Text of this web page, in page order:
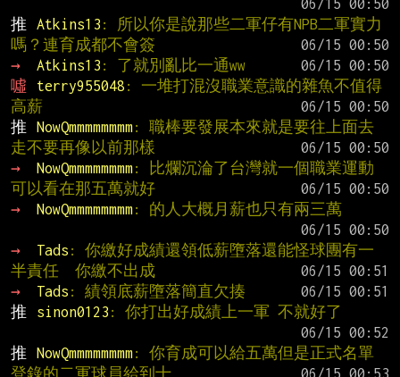
推
Atkins13 : 所以你是說那些二軍仔有NPB二軍實力
嗎？連育成都不會簽
→
Atkins13 : 了就別亂比一通ww
噓
terry955048 : 一堆打混沒職業意識的雜魚不值得
高薪
推
NowQmmmmmmmm: 職棒要發展本來就是要往上面去
走不要再像以前那樣
→
NowQmmmmmmmm: 比爛沉淪了台灣就一個職業運動
可以看在那五萬就好
→
NowQmmmmmmmm: 的人大概月薪也只有兩三萬
→
Tads : 你繳好成績還領低薪墮落還能怪球團有一
半責任  你繳不出成
→
Tads : 績領底薪墮落簡直欠揍
推
sinon0123 : 你打出好成績上一軍 不就好了
推
NowQmmmmmmmm: 你育成可以給五萬但是正式名單
登錄的二軍球員給到十